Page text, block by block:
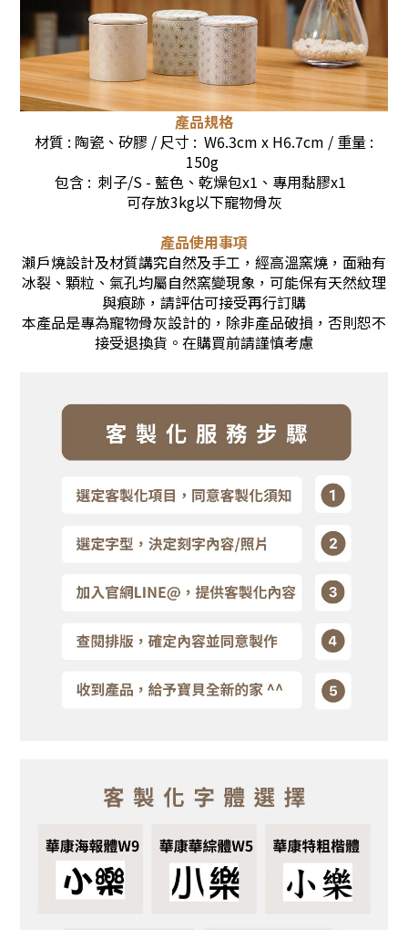
產品規格
材質 : 陶瓷、矽膠 / 尺寸 : W6.3cm x H6.7cm / 重量 :
150g
包含 : 刺子/S - 藍色、乾燥包x1、專用黏膠x1
可存放3kg以下寵物骨灰
產品使用事項
瀨戶燒設計及材質講究自然及手工，經高溫窯燒，面釉有
冰裂、顆粒、氣孔均屬自然窯變現象，可能保有天然紋理
與痕跡，請評估可接受再行訂購
本產品是專為寵物骨灰設計的，除非產品破損，否則恕不
接受退換貨。在購買前請謹慎考慮